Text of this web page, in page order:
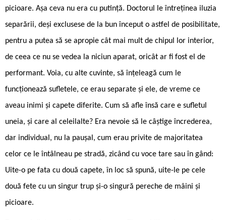
picioare. Așa ceva nu era cu putință. Doctorul le întreținea iluzia
separării, deși exclusese de la bun început o astfel de posibilitate,
pentru a putea să se apropie cât mai mult de chipul lor interior,
de ceea ce nu se vedea la niciun aparat, oricât ar fi fost el de
performant. Voia, cu alte cuvinte, să înțeleagă cum le
funcționează sufletele, ce erau separate și ele, de vreme ce
aveau inimi și capete diferite. Cum să afle însă care e sufletul
uneia, și care al celeilalte? Era nevoie să le câștige încrederea,
dar individual, nu la paușal, cum erau privite de majoritatea
celor ce le întâlneau pe stradă, zicând cu voce tare sau în gând:
Uite-o pe fata cu două capete, în loc să spună, uite-le pe cele
două fete cu un singur trup și-o singură pereche de mâini și
picioare.